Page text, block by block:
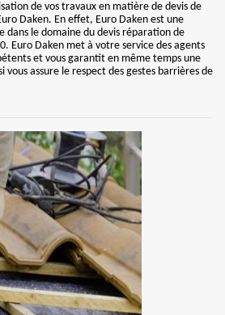
de vos travaux en matière de devis de
Daken. En effet, Euro Daken est une
dans le domaine du devis réparation de
Euro Daken met à votre service des agents
et vous garantit en même temps une
vous assure le respect des gestes barrières de